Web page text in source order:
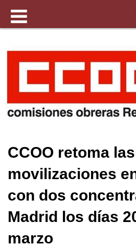
CCOO retoma las
movilizaciones
con dos
Madrid los días
marzo